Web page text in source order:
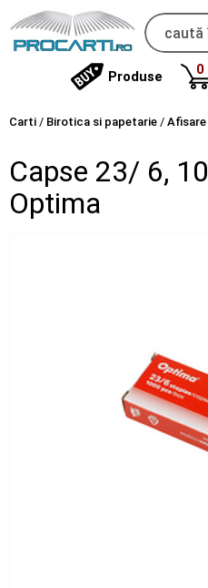
Produse 0
Carti / Birotica si papetarie /
Capse 23/ 6,
Optima